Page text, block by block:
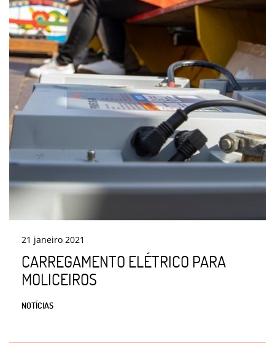
21 janeiro 2021
CARREGAMENTO ELÉTRICO PARA
MOLICEIROS
NOTÍCIAS